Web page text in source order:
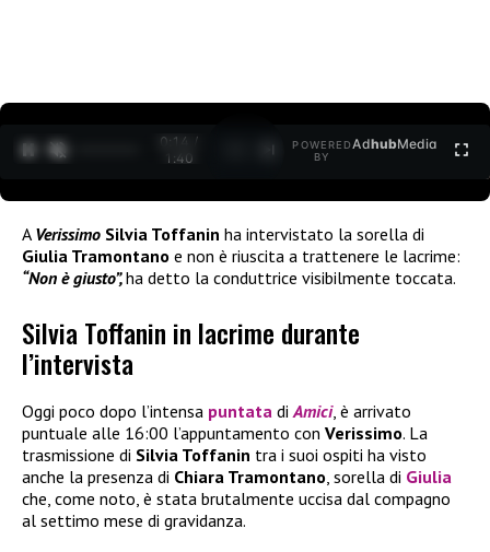
0:15 /
1:40
POWERED
BY
AdhubMedia
A Verissimo Silvia Toffanin ha intervistato la sorella di
Giulia Tramontano e non è riuscita a trattenere le lacrime:
“Non è giusto”,ha detto la conduttrice visibilmente toccata.
Silvia Toffanin in lacrime durante
l’intervista
Oggi poco dopo l’intensa puntata diAmici, è arrivato
puntuale alle 16:00 l’appuntamento con Verissimo. La
trasmissione di Silvia Toffanin tra i suoi ospiti ha visto
anche la presenza di Chiara Tramontano, sorella di Giulia
che, come noto, è stata brutalmente uccisa dal compagno
al settimo mese di gravidanza.